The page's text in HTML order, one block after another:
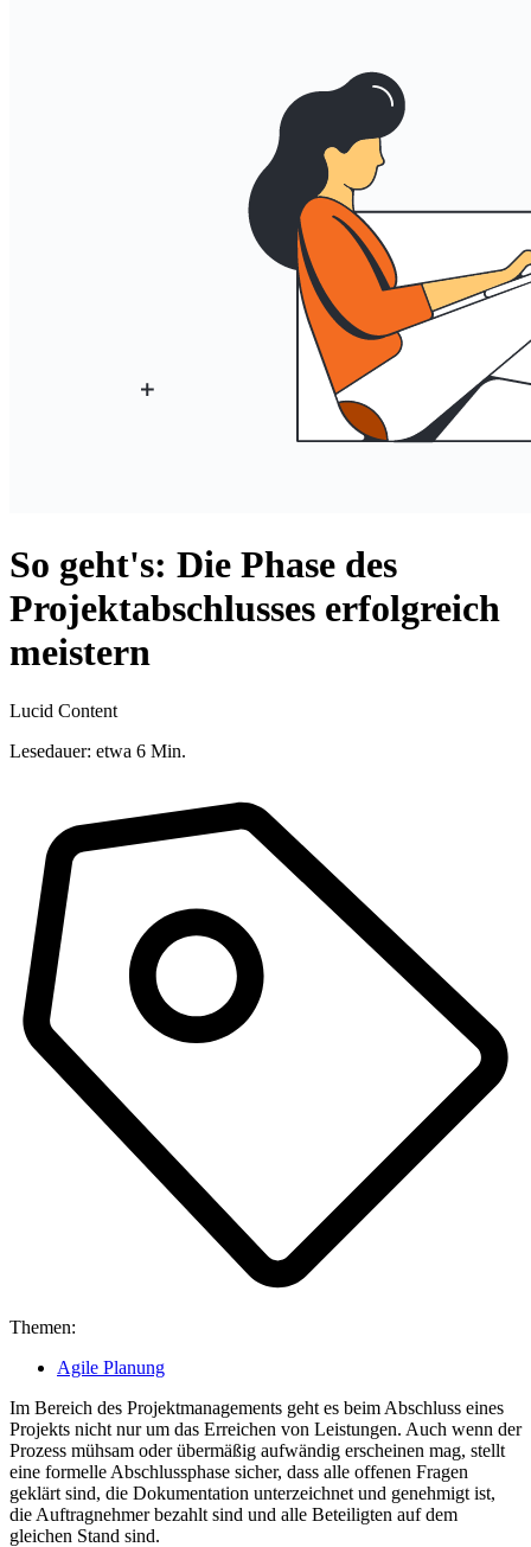
So geht's: Die Phase des
Projektabschlusses erfolgreich
meistern
Lucid Content
Lesedauer: etwa 6 Min.
Themen:
Agile Planung
Im Bereich des Projektmanagements geht es beim Abschluss eines
Projekts nicht nur um das Erreichen von Leistungen. Auch wenn der
Prozess mühsam oder übermäßig aufwändig erscheinen mag, stellt
eine formelle Abschlussphase sicher, dass alle offenen Fragen
geklärt sind, die Dokumentation unterzeichnet und genehmigt ist,
die Auftragnehmer bezahlt sind und alle Beteiligten auf dem
gleichen Stand sind.